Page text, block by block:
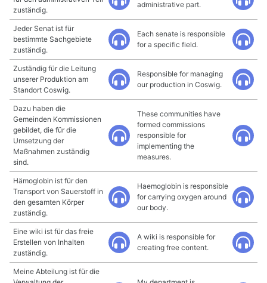
zuständig.
administrative part.
Jeder Senat ist für
bestimmte Sachgebiete
zuständig.
Each senate is responsible
for a specific field.
Zuständig für die Leitung
unserer Produktion am
Standort Coswig.
Responsible for managing
our production in Coswig.
Dazu haben die
Gemeinden Kommissionen
gebildet, die für die
Umsetzung der
Maßnahmen zuständig
sind.
These communities have
formed commissions
responsible for
implementing the
measures.
Hämoglobin ist für den
Transport von Sauerstoff in
den gesamten Körper
zuständig.
Haemoglobin is responsible
for carrying oxygen around
our body.
Eine wiki ist für das freie
Erstellen von Inhalten
zuständig.
A wiki is responsible for
creating free content.
Meine Abteilung ist für die